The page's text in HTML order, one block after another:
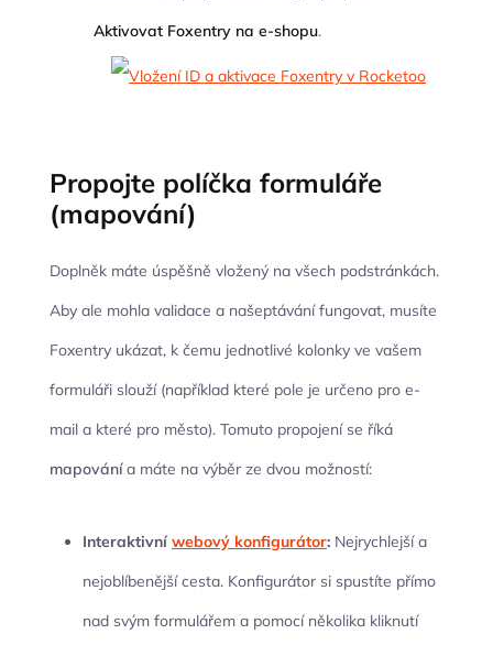
Aktivovat Foxentry na e-shopu.
Propojte políčka formuláře
(mapování)
Doplněk máte úspěšně vložený na všech podstránkách.
Aby ale mohla validace a našeptávání fungovat, musíte
Foxentry ukázat, k čemu jednotlivé kolonky ve vašem
formuláři slouží (například které pole je určeno pro e-
mail a které pro město). Tomuto propojení se říká
mapovánía máte na výběr ze dvou možností:
Interaktivní webový konfigurátor: Nejrychlejší a
nejoblíbenější cesta. Konfigurátor si spustíte přímo
nad svým formulářem a pomocí několika kliknutí